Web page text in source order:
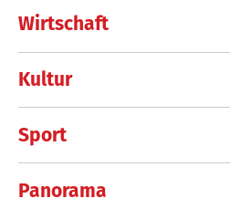
Wirtschaft
Kultur
Sport
Panorama